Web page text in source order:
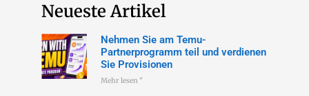
Neueste Artikel
Nehmen Sie am Temu-
Partnerprogramm teil und verdienen
Sie Provisionen
Mehr lesen "